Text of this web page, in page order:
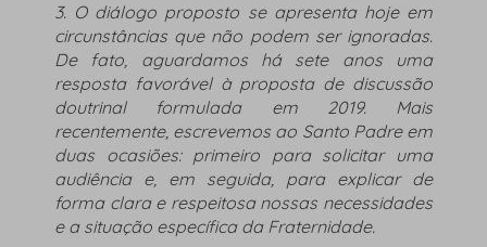
3. O diálogo proposto se apresenta hoje em
circunstâncias que não podem ser ignoradas.
De fato, aguardamos há sete anos uma
resposta favorável à proposta de discussão
doutrinal formulada em 2019. Mais
recentemente, escrevemos ao Santo Padre em
duas ocasiões: primeiro para solicitar uma
audiência e, em seguida, para explicar de
forma clara e respeitosa nossas necessidades
e a situação específica da Fraternidade.